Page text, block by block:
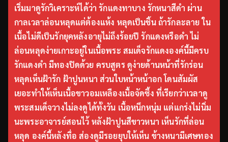
เริ่มมาดูรักวิเคราะห์ได้ว่า รักแดงทาบาง รักหนาสีดำ ผ่าน
กาลเวลาล่อนหลุดแต่ต้องแห้ง หลุดเป็นชิ้น ถ้ารักละลาย ใน
เนื้อไม่ดีเป็นรักยุคหลังอายุไม่ถึงร้อยปี รักแดงหรือดำ ไม่
ล่อนหลุดง่ายเกาะอยู่ในเนื้อพระ สมเด็จรักแดงองค์นี้มีครบ
รักแดงดำ มีทองปิดด้วย ครบสูตร ดูง่ายด้านหน้าที่รักร่อน
หลุดเห็นฝ้ารัก ฝ้าปูนหนา ส่วนใบหน้าหน้าอก โดนสัมผัส
เยอะทำให้เห็นเนื้อขาวอมเหลืองเนื้อจัดซึ้ง ที่เรียกว่าเวลาดู
พระสมเด็จวางไม่ลงดูได้ทั้งวัน เนื้อหนึกหนุ่ม แต่แกร่งไม่นิ่ม
นะพระอาจารย์สอนไว้ หลังฝ้าปูนสีขาวหนา เห็นรักที่ล่อน
หลุด องค์นี้หลังทื่อ ส่องดูมีรอยยุบให้เห็น ข้างหนามีเศษทอง